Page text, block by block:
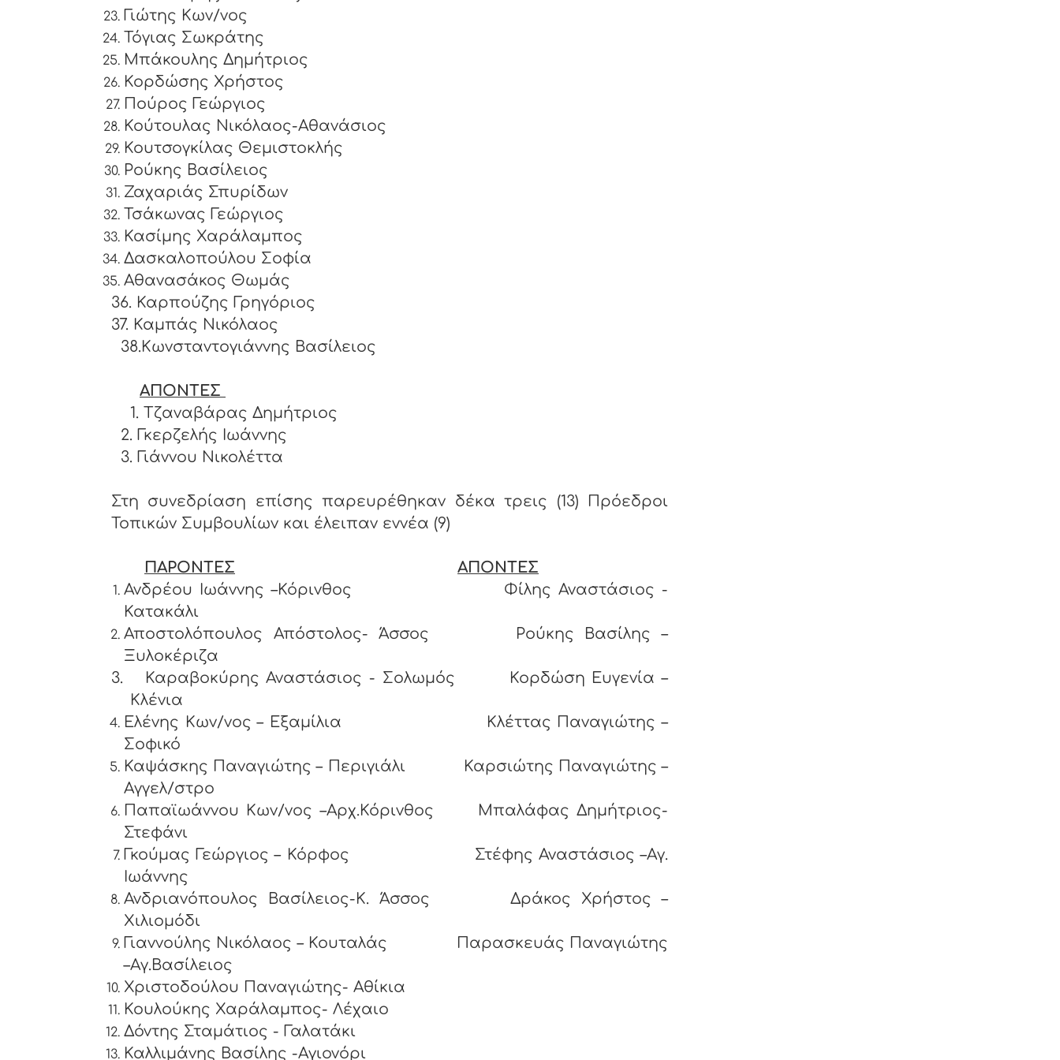
Γιώτης Κων/νος
Τόγιας Σωκράτης
Μπάκουλης Δημήτριος
Κορδώσης Χρήστος
Πούρος Γεώργιος
Κούτουλας Νικόλαος-Αθανάσιος
Κουτσογκίλας Θεμιστοκλής
Ρούκης Βασίλειος
Ζαχαριάς Σπυρίδων
Τσάκωνας Γεώργιος
Κασίμης Χαράλαμπος
Δασκαλοπούλου Σοφία
Αθανασάκος Θωμάς
36. Καρπούζης Γρηγόριος
37. Καμπάς Νικόλαος
38.Κωνσταντογιάννης Βασίλειος
ΑΠΟΝΤΕΣ
1. Τζαναβάρας Δημήτριος
2. Γκερζελής Ιωάννης
3. Γιάννου Νικολέττα
Στη συνεδρίαση επίσης παρευρέθηκαν δέκα τρεις (13) Πρόεδροι
Τοπικών Συμβουλίων και έλειπαν εννέα (9)
ΠΑΡΟΝΤΕΣ
ΑΠΟΝΤΕΣ
Ανδρέου Ιωάννης –Κόρινθος Φίλης Αναστάσιος -
Κατακάλι
Αποστολόπουλος Απόστολος- Άσσος Ρούκης Βασίλης –
Ξυλοκέριζα
3.
Καραβοκύρης Αναστάσιος - Σολωμός Κορδώση Ευγενία –
Κλένια
Ελένης Κων/νος – Εξαμίλια Κλέττας Παναγιώτης –
Σοφικό
Καψάσκης Παναγιώτης – Περιγιάλι Καρσιώτης Παναγιώτης –
Αγγελ/στρο
Παπαϊωάννου Κων/νος –Αρχ.Κόρινθος Μπαλάφας Δημήτριος-
Στεφάνι
Γκούμας Γεώργιος – Κόρφος Στέφης Αναστάσιος –Αγ.
Ιωάννης
Ανδριανόπουλος Βασίλειος-K. Άσσος Δράκος Χρήστος –
Χιλιομόδι
Γιαννούλης Νικόλαος – Κουταλάς Παρασκευάς Παναγιώτης
–Αγ.Βασίλειος
Χριστοδούλου Παναγιώτης- Αθίκια
Κουλούκης Χαράλαμπος- Λέχαιο
Δόντης Σταμάτιος - Γαλατάκι
Καλλιμάνης Βασίλης -Αγιονόρι